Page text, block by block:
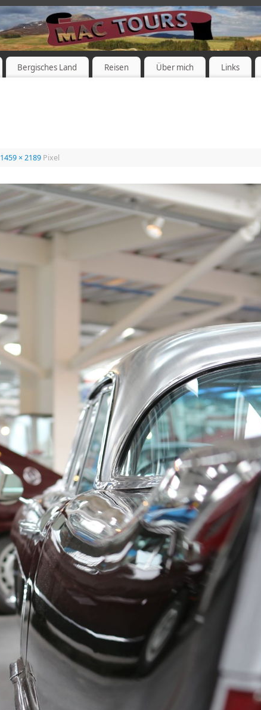
Bergisches Land Reisen Über mich Links
1459 × 2189 Pixel